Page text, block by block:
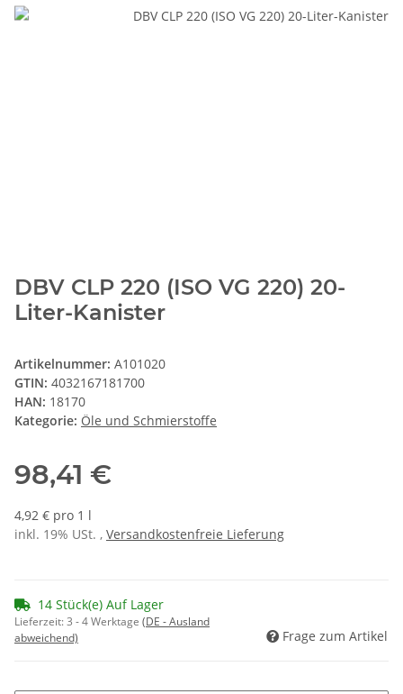
DBV CLP 220 (ISO VG 220) 20-
Liter-Kanister
Artikelnummer: A101020
GTIN: 4032167181700
HAN: 18170
Kategorie: Öle und Schmierstoffe
98,41 €
4,92 € pro 1 l
inkl. 19% USt. , Versandkostenfreie Lieferung
14 Stück(e) Auf Lager
Lieferzeit:3 - 4 Werktage (DE - Ausland
abweichend)
Frage zum Artikel